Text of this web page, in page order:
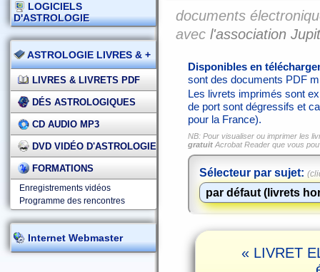
LOGICIELS
D'ASTROLOGIE
ASTROLOGIE LIVRES & +
LIVRES & LIVRETS PDF
DÉS ASTROLOGIQUES
CD AUDIO MP3
DVD VIDÉO D'ASTROLOGIE
FORMATIONS
Enregistrements vidéos
Programme des rencontres
Internet Webmaster
documents
avec l'association
Disponibles en
sont des documents PDF
Les livrets imprimés sont
de port sont dégressifs et
pour la France).
NB: Pour visualiser ou imprimer les
gratuit Acrobat Reader que vous
Sélecteur par sujet:
« LIVRET